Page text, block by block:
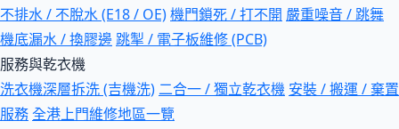
不排水 / 不脫水 (E18 / OE)機門鎖死 / 打不開 嚴重噪音 / 跳舞
機底漏水 / 換膠邊跳掣 / 電子板維修 (PCB)
服務與乾衣機
洗衣機深層拆洗 (吉機洗) 二合一 / 獨立乾衣機 安裝 / 搬運 / 棄置
服務全港上門維修地區一覽